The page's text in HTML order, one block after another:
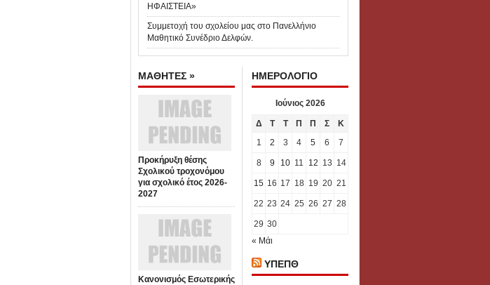
ΗΦΑΙΣΤΕΙΑ»
Συμμετοχή του σχολείου μας στο Πανελλήνιο
Μαθητικό Συνέδριο Δελφών.
ΜΑΘΗΤΕΣ »
Προκήρυξη θέσης
Σχολικού τροχονόμου
για σχολικό έτος 2026-
2027
Κανονισμός Εσωτερικής
ΗΜΕΡΟΛΟΓΙΟ
Ιούνιος 2026
Δ Τ Τ Π Π Σ
Κ
1
2 3 4 5 6 7
8 9 10 11 12 13 14
15 16 17 18 19 20 21
22 23 24 25 26 27 28
29 30
« Μάι
ΥΠΕΠΘ